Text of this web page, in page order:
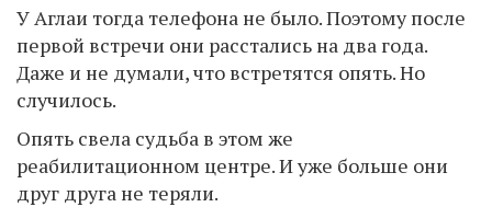
У Аглаи тогда телефона не было. Поэтому после
первой встречи они расстались на два года.
Даже и не думали, что встретятся опять. Но
случилось.
Опять свела судьба в этом же
реабилитационном центре. И уже больше они
друг друга не теряли.